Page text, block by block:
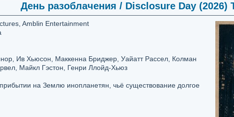
День разоблачения / Disclosure Day (2026)
Amblin Entertainment
Ив Хьюсон, Маккенна Бриджер, Уайатт Рассел, Колман
Майкл Гэстон, Генри Ллойд-Хьюз
на Землю инопланетян, чьё существование долгое